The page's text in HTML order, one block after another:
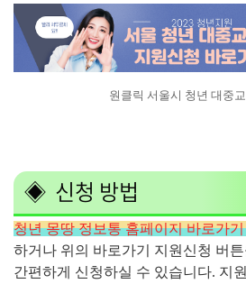
원클릭 서울시 청년 대중
◈ 신청 방법
청년 몽땅 정보통 홈페이지 바로가
하거나 위의 바로가기 지원신청 버
간편하게 신청하실 수 있습니다. 지